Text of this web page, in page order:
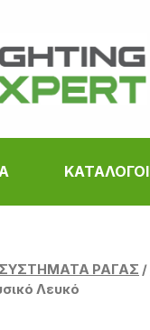
ΚΑΤΑΛΟΓΟΙ
ΣΥΣΤΗΜΑΤΑ ΡΑΓΑΣ /
Λευκό